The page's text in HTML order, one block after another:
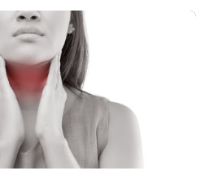
in druge kožne nepopolnosti.
globino pilinga in vrsto zdravljene